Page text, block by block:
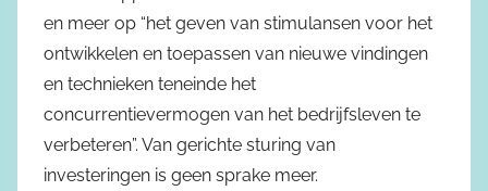
en meer op “het geven van stimulansen voor het
ontwikkelen en toepassen van nieuwe vindingen
en technieken teneinde het
concurrentievermogen van het bedrijfsleven te
verbeteren”. Van gerichte sturing van
investeringen is geen sprake meer.